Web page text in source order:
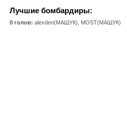
Лучшие бомбардиры:
0 голов: alexden(МАШУК), MOST(МАШУК)